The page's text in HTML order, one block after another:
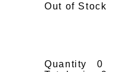
Out of Stock
Quantity
0